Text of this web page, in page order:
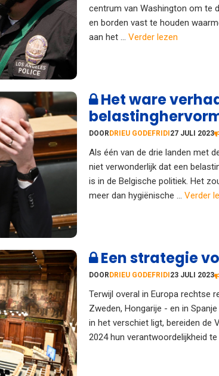
centrum van Washington om te
en borden vast te houden
aan het ... Verder lezen
Het ware
DOORDRIEU GODEFRIDI27 JULI 2023
Als één van de drie landen met
niet verwonderlijk dat een
is in de Belgische politiek. Het
meer dan hygiënische ... Verder
Een strategie
DOOR DRIEU GODEFRIDI 23 JULI 2023
Terwijl overal in Europa rechtse
Zweden, Hongarije - en in
in het verschiet ligt, bereiden de
2024 hun verantwoordelijkheid te